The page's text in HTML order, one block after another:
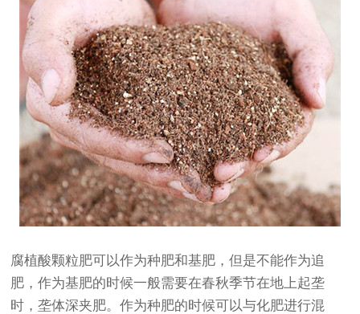
腐植酸颗粒肥可以作为种肥和基肥，但是不能作为追
肥，作为基肥的时候一般需要在春秋季节在地上起垄
时，垄体深夹肥。作为种肥的时候可以与化肥进行混